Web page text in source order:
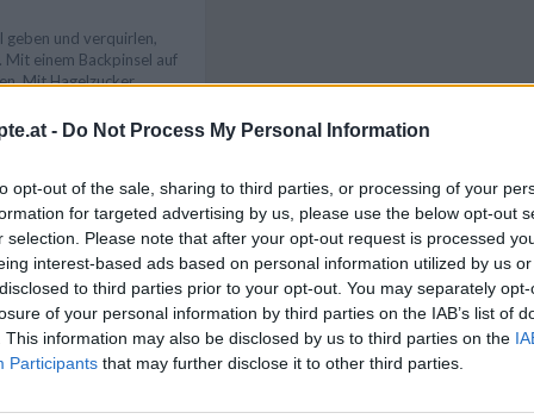
- Do Not Process My Personal Information
opt-out of the sale, sharing to third parties, or processing of your
for targeted advertising by us, please use the below opt-out
selection. Please note that after your opt-out request is processed
interest-based ads based on personal information utilized by us
to third parties prior to your opt-out. You may separately
of your personal information by third parties on the IAB’s list of
This information may also be disclosed by us to third parties on the
Participants that may further disclose it to other third parties.
geben und verquirlen,
einem Backpinsel auf
Mit Hagelzucker
lassen.
kann man auch
auf die